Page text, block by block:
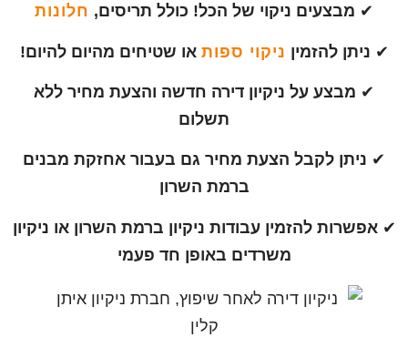
✔ מבצעים ניקוי של הכל! כולל תריסים, חלונות
✔ ניתן להזמין ניקוי ספות או שטיחים מהיום להיום!
✔ מבצע על ניקיון דירה חדשה והצעת מחיר ללא
תשלום
✔ ניתן לקבל הצעת מחיר גם בעבור אחזקת מבנים
ברמת השרון
✔אפשרות להזמין עבודות ניקיון ברמת השרון או ניקיון
משרדים באופן חד פעמי